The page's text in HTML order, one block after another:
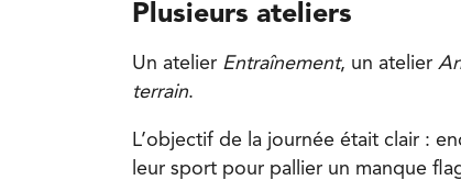
Plusieurs ateliers
Un atelier Entraînement, un atelier
terrain.
L’objectif de la journée était clair :
leur sport pour pallier un manque